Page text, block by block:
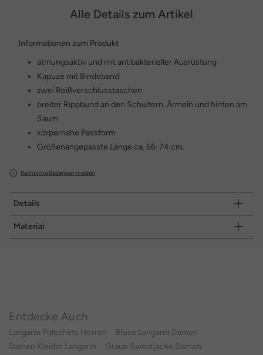
Alle Details zum Artikel
Informationen zum Produkt
atmungsaktiv und mit antibakterieller Ausrüstung
Kapuze mit Bindeband
zwei Reißverschlusstaschen
breiter Rippbund an den Schultern, Ärmeln und hinten am
Saum
körpernahe Passform
Größenangepasste Länge ca. 66-74 cm.
Rechtliche Bedenken melden
Details
Material
Entdecke Auch
Langarm Poloshirts Herren
Bluse Langarm Damen
Damen Kleider Langarm
Graue Sweatjacke Damen